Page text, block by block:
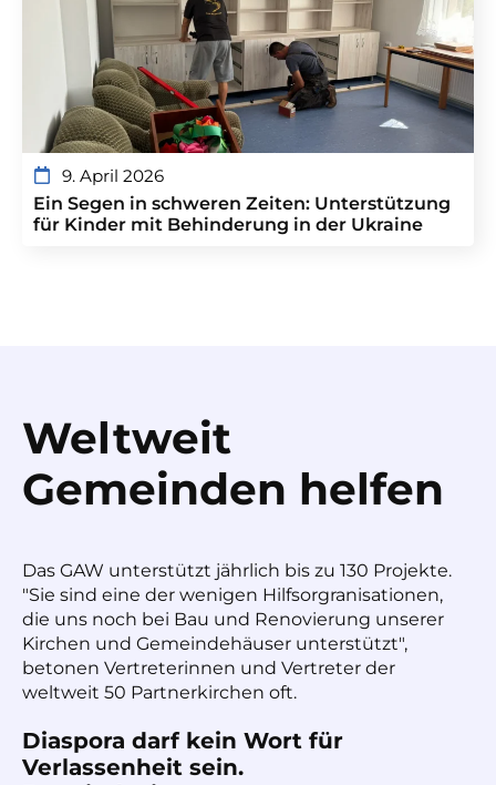
9. April 2026
Ein Segen in schweren Zeiten: Unterstützung
für Kinder mit Behinderung in der Ukraine
Weltweit
Gemeinden helfen
Das GAW unterstützt jährlich bis zu 130 Projekte.
"Sie sind eine der wenigen Hilfsorgranisationen,
die uns noch bei Bau und Renovierung unserer
Kirchen und Gemeindehäuser unterstützt",
betonen Vertreterinnen und Vertreter der
weltweit 50 Partnerkirchen oft.
Diaspora darf kein Wort für
Verlassenheit sein.